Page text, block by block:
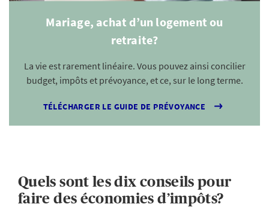
Mariage, achat d’un logement ou
retraite?
La vie est rarement linéaire. Vous pouvez ainsi concilier
budget, impôts et prévoyance, et ce, sur le long terme.
TÉLÉCHARGER LE GUIDE DE PRÉVOYANCE
Quels sont les dix conseils pour
faire des économies d’impôts?